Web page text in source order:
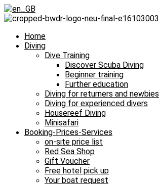
Home
Diving
Dive Training
Discover Scuba Diving
Beginner training
Further education
Diving for returners and newbies
Diving for experienced divers
Housereef Diving
Minisafari
Booking-Prices-Services
on-site price list
Red Sea Shop
Gift Voucher
Free hotel pick up
Your boat request